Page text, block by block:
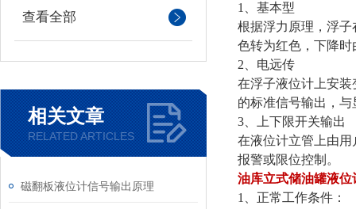
查看全部
相关文章
RELATED ARTICLES
磁翻板液位计信号输出原理
1、基本型
根据浮力原理，浮
色转为红色，下降
2、电远传
在浮子液位计上安
的标准信号输出，
3、上下限开关输出
在液位计立管上由
报警或限位控制。
油库立式储油罐液位
1、正常工作条件：